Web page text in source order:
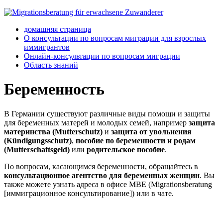
домашняя страница
О консультации по вопросам миграции для взрослых
иммигрантов
Онлайн-консультации по вопросам миграции
Область знаний
Беременность
В Германии существуют различные виды помощи и защиты
для беременных матерей и молодых семей, например защита
материнства (Mutterschutz) и защита от увольнения
(Kündigungsschutz), пособие по беременности и родам
(Mutterschaftsgeld) или родительское пособие.
По вопросам, касающимся беременности, обращайтесь в
консультационное агентство для беременных женщин. Вы
также можете узнать адреса в офисе MBE (Migrationsberatung
[иммиграционное консультирование]) или в чате.